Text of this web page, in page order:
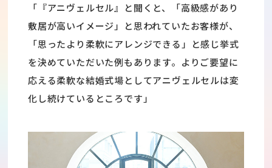
「『アニヴェルセル』と聞くと、「高級感があり
敷居が高いイメージ」と思われていたお客様が、
「思ったより柔軟にアレンジできる」と感じ挙式
を決めていただいた例もあります。よりご要望に
応える柔軟な結婚式場としてアニヴェルセルは変
化し続けているところです」